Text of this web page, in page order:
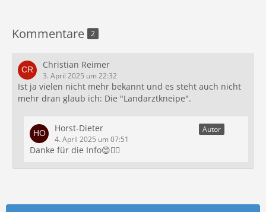
Kommentare 2
Christian Reimer
3. April 2025 um 22:32
Ist ja vielen nicht mehr bekannt und es steht auch nicht
mehr dran glaub ich: Die "Landarztkneipe".
Horst-Dieter
4. April 2025 um 07:51
Autor
Danke für die Info😊🙋‍♂️